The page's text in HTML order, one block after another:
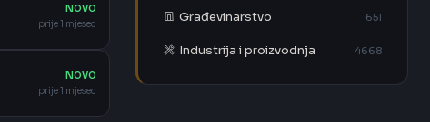
NOVO
prije 1 mjesec
NOVO
prije 1 mjesec
Građevinarstvo 651
Industrija i proizvodnja 4668